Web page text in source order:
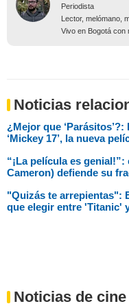
Periodista
Lector, melómano,
Vivo en Bogotá con
Noticias
¿Mejor que
‘Mickey 17’, la nueva
“¡La película es
Cameron) defiende su
"Quizás te arrepientas":
que elegir entre 'Titanic'
Noticias de cine